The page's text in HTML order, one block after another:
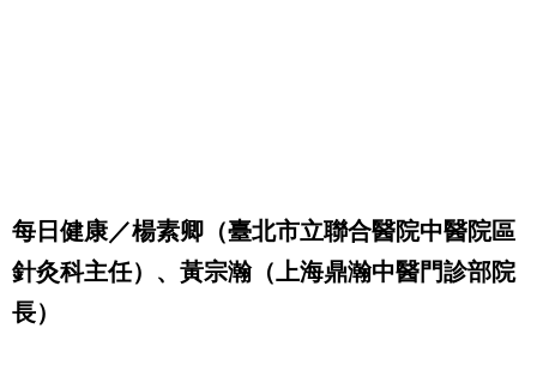
每日健康／楊素卿（臺北市立聯合醫院中醫院區
針灸科主任）、黃宗瀚（上海鼎瀚中醫門診部院
長）